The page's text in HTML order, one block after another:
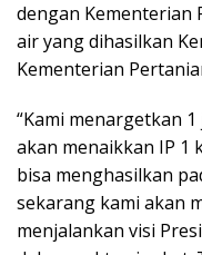
dengan Kementerian
air yang dihasilkan
Kementerian
“Kami menargetkan
akan menaikkan IP 1
bisa menghasilkan
sekarang kami akan
menjalankan visi